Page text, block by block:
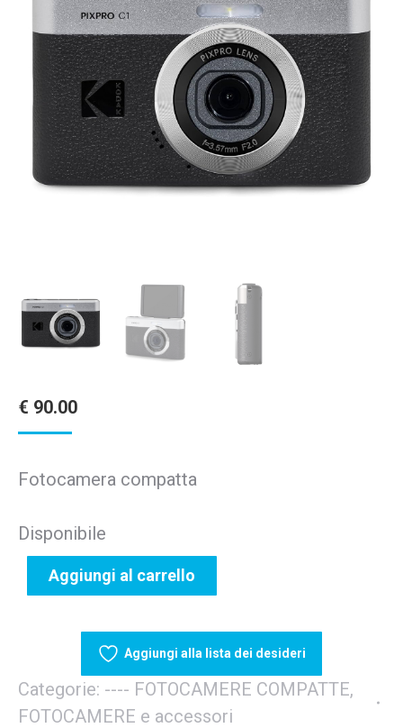
€ 90.00
Fotocamera compatta
Disponibile
Aggiungi al carrello
Aggiungi alla lista dei desideri
Categorie: ---- FOTOCAMERE COMPATTE,
FOTOCAMERE e accessori